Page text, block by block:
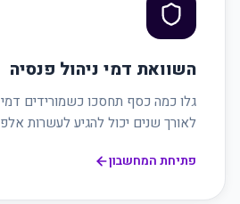
השוואת דמי ניהול פנסיה
גלו כמה כסף תחסכו כשמורידים
לאורך שנים יכול להגיע לעשרות
פתיחת המחשבון